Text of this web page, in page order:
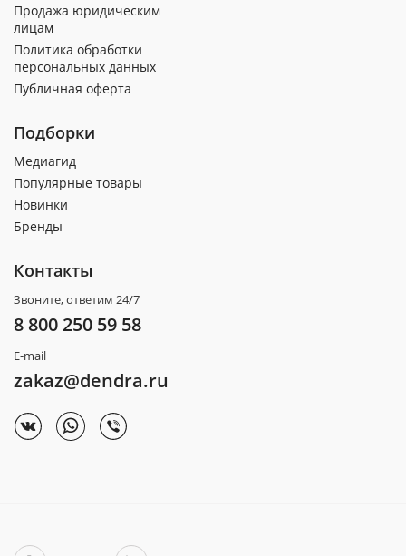
Продажа юридическим
лицам
Политика обработки
персональных данных
Публичная оферта
Подборки
Медиагид
Популярные товары
Новинки
Бренды
Контакты
Звоните, ответим 24/7
8 800 250 59 58
E-mail
zakaz@dendra.ru